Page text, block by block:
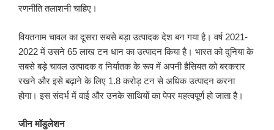
रणनीति तलाशनी चाहिए।
वियतनाम चावल का दूसरा सबसे बड़ा उत्पादक देश बन गया है। वर्ष 2021-
2022 में उसने 65 लाख टन धान का उत्पादन किया है। भारत को दुनिया के
सबसे बड़े चावल उत्पादक व निर्यातक के रूप में अपनी हैसियत को बरकरार
रखने और इसे बढ़ाने के लिए 1.8 करोड़ टन से अधिक उत्पादन करना
होगा। इस संदर्भ में वाई और उनके साथियों का पेपर महत्वपूर्ण हो जाता है।
जीन मॉडुलेशन